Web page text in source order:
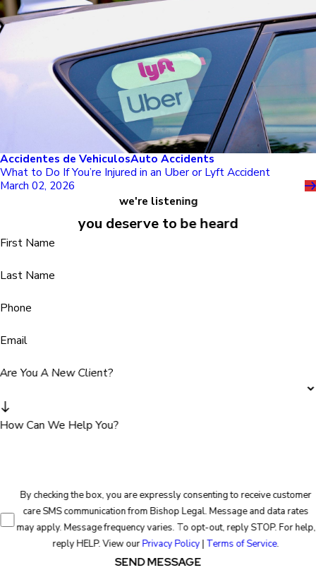
Accidentes de VehiculosAuto Accidents
What to Do If You’re Injured in an Uber or Lyft Accident
March 02, 2026
we're listening
you deserve to be heard
First Name
Last Name
Phone
Email
Are You A New Client?
How Can We Help You?
By checking the box, you are expressly consenting to receive customer
care SMS communication from Bishop Legal. Message and data rates
may apply. Message frequency varies. To opt-out, reply STOP. For help,
reply HELP. View ourPrivacy Policy| Terms of Service.
SEND MESSAGE